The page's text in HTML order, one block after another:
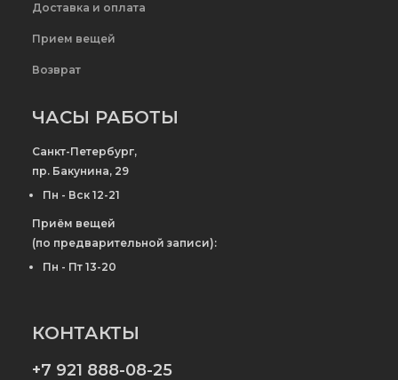
Доставка и оплата
Прием вещей
Возврат
ЧАСЫ РАБОТЫ
Санкт-Петербург,
пр. Бакунина, 29
Пн - Вск 12-21
Приём вещей
(по предварительной записи):
Пн - Пт 13-20
КОНТАКТЫ
+7 921 888-08-25